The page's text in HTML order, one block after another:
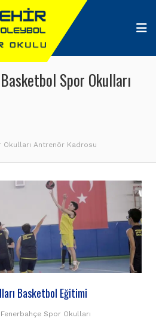
Spor Okulları
Antrenör Kadrosu
Basketbol Eğitimi
Fenerbahçe Spor Okulları